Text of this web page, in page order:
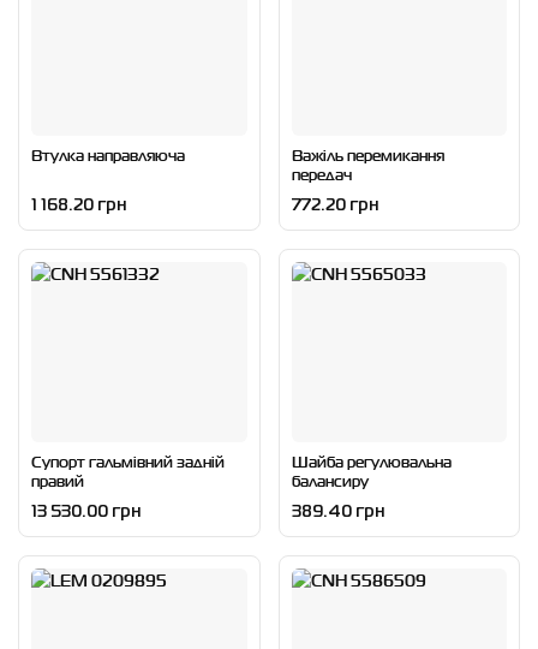
Втулка направляюча
1 168.20 грн
Важіль перемикання
передач
772.20 грн
Супорт гальмівний задній
правий
13 530.00 грн
Шайба регулювальна
балансиру
389.40 грн